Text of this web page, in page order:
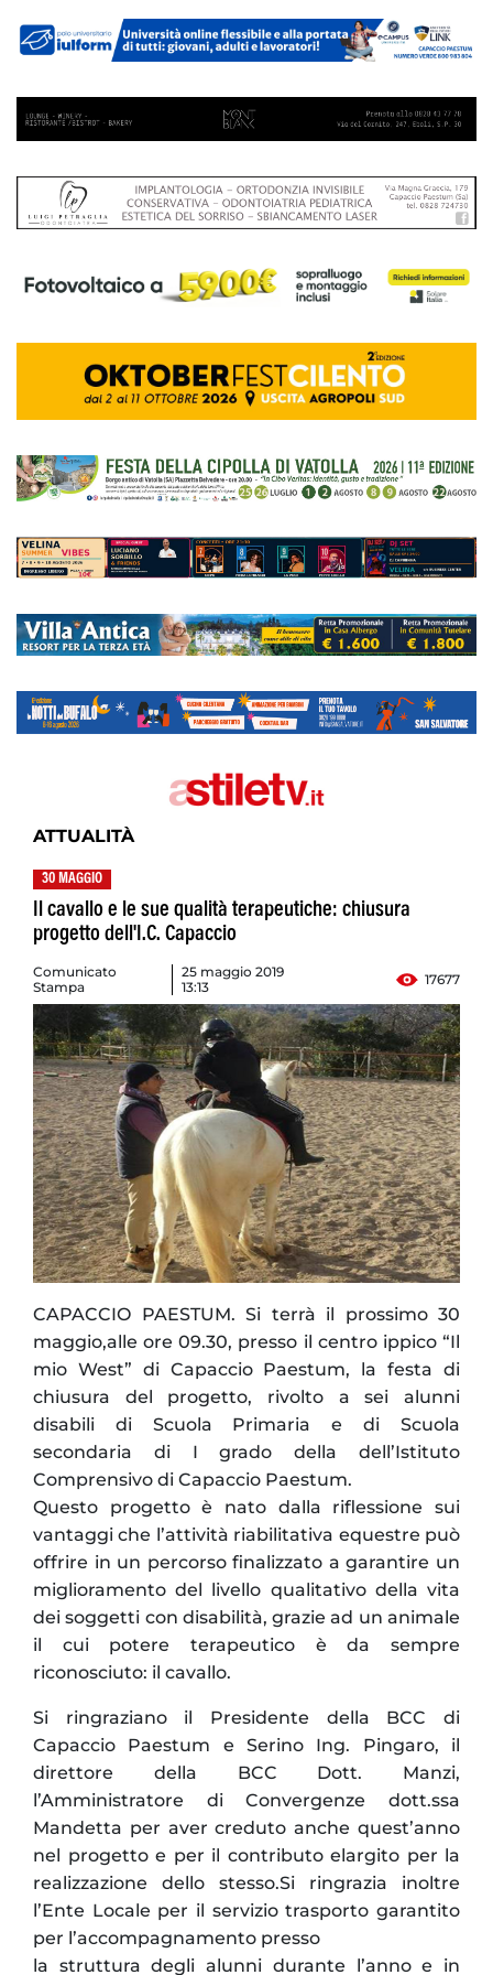
ATTUALITÀ
30 MAGGIO
Il cavallo e le sue qualità terapeutiche: chiusura
progetto dell'I.C. Capaccio
Comunicato
Stampa
25 maggio 2019
13:13
17677
CAPACCIO PAESTUM. Si terrà il prossimo 30
maggio,alle ore 09.30, presso il centro ippico “Il
mio West” di Capaccio Paestum, la festa di
chiusura del progetto, rivolto a sei alunni
disabili di Scuola Primaria e di Scuola
secondaria di I grado della dell’Istituto
Comprensivo di Capaccio Paestum.
Questo progetto è nato dalla riflessione sui
vantaggi che l’attività riabilitativa equestre può
offrire in un percorso finalizzato a garantire un
miglioramento del livello qualitativo della vita
dei soggetti con disabilità, grazie ad un animale
il cui potere terapeutico è da sempre
riconosciuto: il cavallo.
Si ringraziano il Presidente della BCC di
Capaccio Paestum e Serino Ing. Pingaro, il
direttore della BCC Dott. Manzi,
l’Amministratore di Convergenze dott.ssa
Mandetta per aver creduto anche quest’anno
nel progetto e per il contributo elargito per la
realizzazione dello stesso.Si ringrazia inoltre
l’Ente Locale per il servizio trasporto garantito
per l’accompagnamento presso
la struttura degli alunni durante l’anno e in